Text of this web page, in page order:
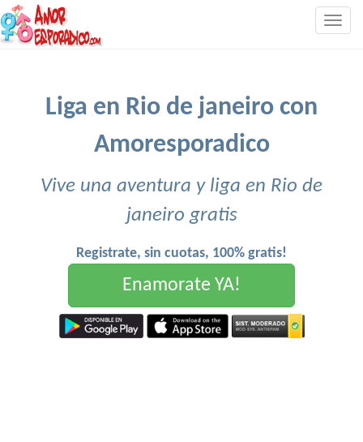
Liga en Rio de janeiro con
Amoresporadico
Vive una aventura y liga en Rio de
janeiro gratis
Registrate, sin cuotas, 100% gratis!
Enamorate YA!